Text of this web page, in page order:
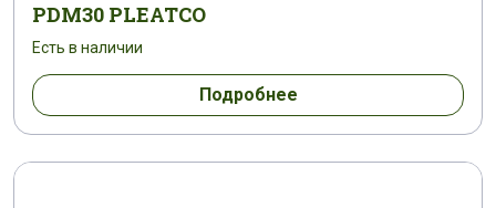
PDM30 PLEATCO
Есть в наличии
Подробнее